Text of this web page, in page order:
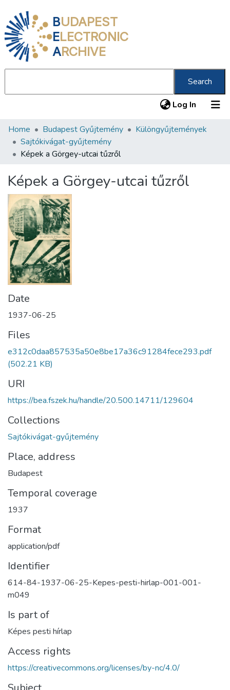
BUDAPEST
ELECTRONIC
ARCHIVE
Search
Log In (current)
Communities & Collections
All of DSpace
About us
Home Budapest Gyűjtemény
Különgyűjtemények
Sajtókivágat-gyűjtemény
Képek a Görgey-utcai tűzről
Képek a Görgey-utcai tűzről
Date
1937-06-25
Files
e312c0daa857535a50e8be17a36c91284fece293.pdf
(502.21 KB)
URI
https://bea.fszek.hu/handle/20.500.14711/129604
Collections
Sajtókivágat-gyűjtemény
Place, address
Budapest
Temporal coverage
1937
Format
application/pdf
Identifier
614-84-1937-06-25-Kepes-pesti-hirlap-001-001-
m049
Is part of
Képes pesti hírlap
Access rights
https://creativecommons.org/licenses/by-nc/4.0/